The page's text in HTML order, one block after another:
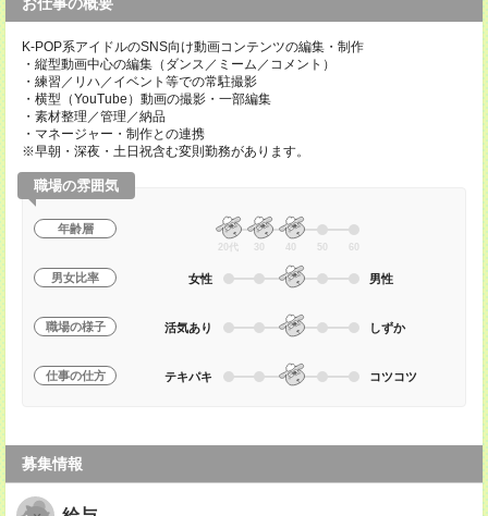
K-POP系アイドルのSNS向け動画コンテンツの編集・制作
・縦型動画中心の編集（ダンス／ミーム／コメント）
・練習／リハ／イベント等での常駐撮影
・横型（YouTube）動画の撮影・一部編集
・素材整理／管理／納品
・マネージャー・制作との連携
※早朝・深夜・土日祝含む変則勤務があります。
職場の雰囲気
年齢層
20代 30 40 50 60
男女比率 女性 男性
職場の様子 活気あり しずか
仕事の仕方 テキパキ コツコツ
募集情報